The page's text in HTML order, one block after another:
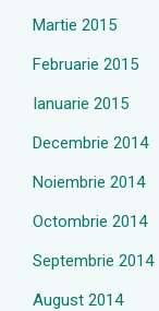
Martie 2015
Februarie 2015
Ianuarie 2015
Decembrie 2014
Noiembrie 2014
Octombrie 2014
Septembrie 2014
August 2014